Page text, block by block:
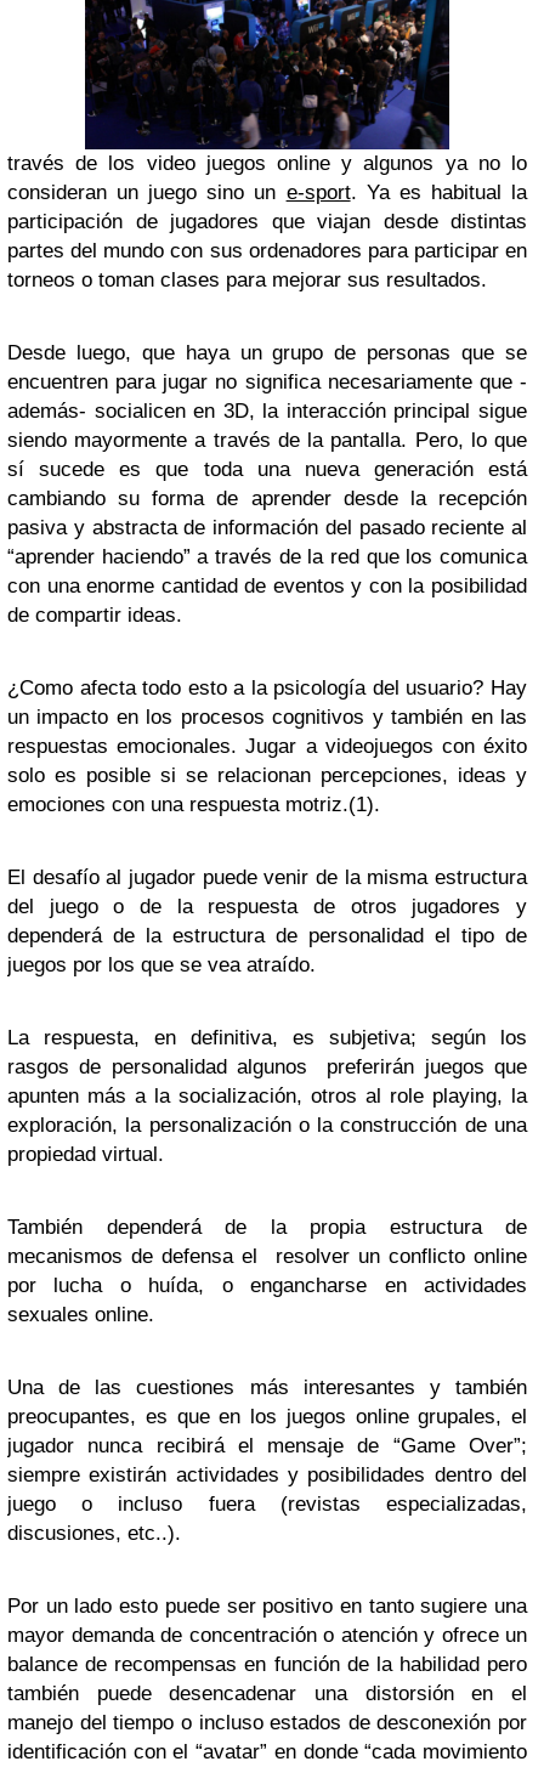
través de los video juegos online y algunos ya no lo
consideran un juego sino un e-sport. Ya es habitual la
participación de jugadores que viajan desde distintas
partes del mundo con sus ordenadores para participar en
torneos o toman clases para mejorar sus resultados.
Desde luego, que haya un grupo de personas que se
encuentren para jugar no significa necesariamente que -
además- socialicen en 3D, la interacción principal sigue
siendo mayormente a través de la pantalla. Pero, lo que
sí sucede es que toda una nueva generación está
cambiando su forma de aprender desde la recepción
pasiva y abstracta de información del pasado reciente al
“aprender haciendo” a través de la red que los comunica
con una enorme cantidad de eventos y con la posibilidad
de compartir ideas.
¿Como afecta todo esto a la psicología del usuario? Hay
un impacto en los procesos cognitivos y también en las
respuestas emocionales. Jugar a videojuegos con éxito
solo es posible si se relacionan percepciones, ideas y
emociones con una respuesta motriz.(1).
El desafío al jugador puede venir de la misma estructura
del juego o de la respuesta de otros jugadores y
dependerá de la estructura de personalidad el tipo de
juegos por los que se vea atraído.
La respuesta, en definitiva, es subjetiva; según los
rasgos de personalidad algunos preferirán juegos que
apunten más a la socialización, otros al role playing, la
exploración, la personalización o la construcción de una
propiedad virtual.
También dependerá de la propia estructura de
mecanismos de defensa el resolver un conflicto online
por lucha o huída, o engancharse en actividades
sexuales online.
Una de las cuestiones más interesantes y también
preocupantes, es que en los juegos online grupales, el
jugador nunca recibirá el mensaje de “Game Over”;
siempre existirán actividades y posibilidades dentro del
juego o incluso fuera (revistas especializadas,
discusiones, etc..).
Por un lado esto puede ser positivo en tanto sugiere una
mayor demanda de concentración o atención y ofrece un
balance de recompensas en función de la habilidad pero
también puede desencadenar una distorsión en el
manejo del tiempo o incluso estados de desconexión por
identificación con el “avatar” en donde “cada movimiento